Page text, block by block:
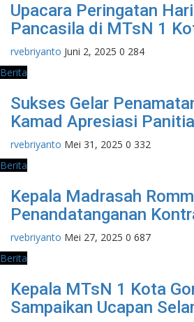
Upacara Peringatan
Pancasila di MTsN 1
rvebriyanto Juni 2, 2025 0 284
Berita
Sukses Gelar
Kamad Apresiasi Panitia
rvebriyanto Mei 31, 2025 0 332
Berita
Kepala Madrasah
Penandatanganan
rvebriyanto Mei 27, 2025 0 687
Berita
Kepala MTsN 1 Kota
Sampaikan Ucapan